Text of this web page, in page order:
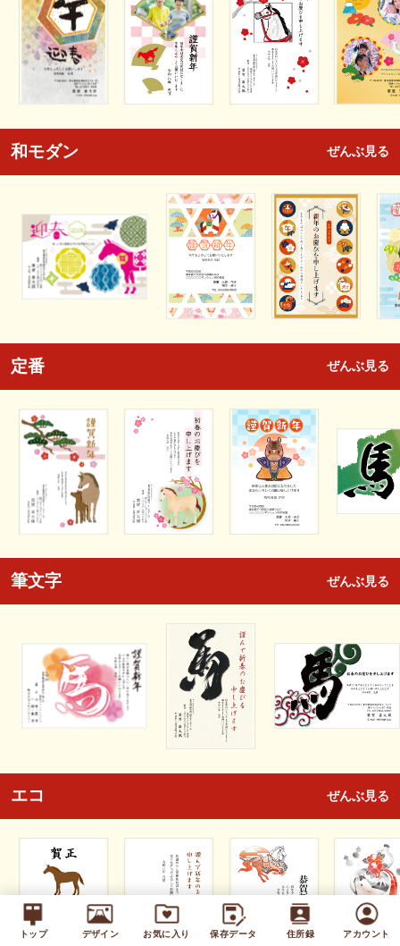
トップ デザイン お気に入り 保存データ 住所録 アカウント
和モダン ぜんぶ見る
定番 ぜんぶ見る
筆文字 ぜんぶ見る
エコ ぜんぶ見る